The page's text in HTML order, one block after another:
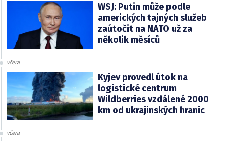
WSJ: Putin může podle
amerických tajných služeb
zaútočit na NATO už za
několik měsíců
včera
Kyjev provedl útok na
logistické centrum
Wildberries vzdálené 2000
km od ukrajinských hranic
včera